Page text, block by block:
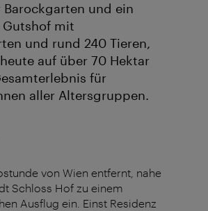
und ein
mit
und rund 240 Tieren,
auf über 70 Hektar
für
aller Altersgruppen.
von Wien entfernt, nahe
Schloss Hof zu einem
Ausflug ein. Einst Residenz